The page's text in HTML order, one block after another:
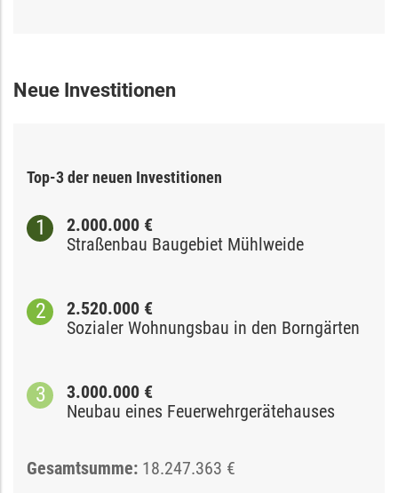
Neue Investitionen
Top-3der neuen Investitionen
Gesamtsumme: 18.247.363 €
2.000.000 €
Straßenbau Baugebiet Mühlweide
2.520.000 €
Sozialer Wohnungsbau in den Borngärten
3.000.000 €
Neubau eines Feuerwehrgerätehauses